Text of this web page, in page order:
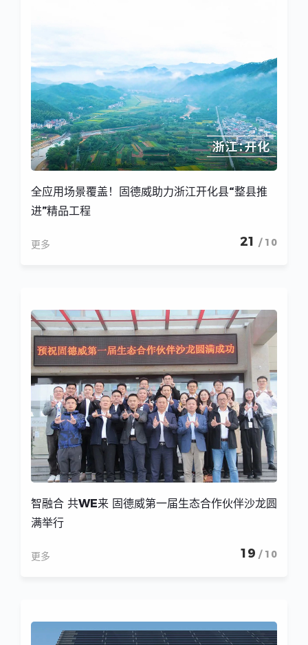
全应用场景覆盖！固德威助力浙江开化县“整县推
进”精品工程
更多 21 / 10
智融合 共WE来 固德威第一届生态合作伙伴沙龙圆
满举行
更多 19 / 10